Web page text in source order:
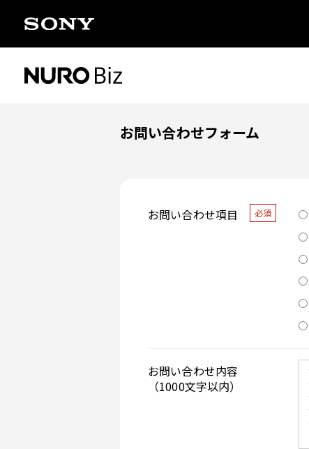
お問い合わせフォーム
お問い合わせ項目 必須
お問い合わせ内容
（1000文字以内）